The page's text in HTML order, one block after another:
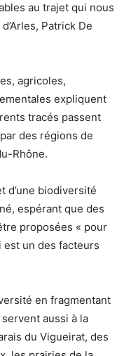
au trajet qui nous
Patrick De
agricoles,
expliquent
tracés passent
des régions de
Rhône.
d’une biodiversité
espérant que des
proposées « pour
est un des facteurs
en fragmentant
aussi à la
du Vigueirat, des